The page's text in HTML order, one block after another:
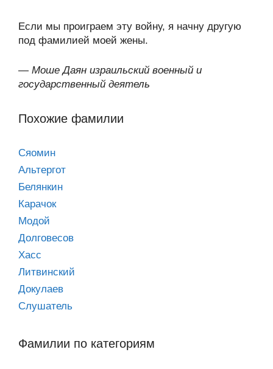
Если мы проиграем эту войну, я начну другую
под фамилией моей жены.
— Моше Даян израильский военный и
государственный деятель
Похожие фамилии
Сяомин
Альтергот
Белянкин
Карачок
Модой
Долговесов
Хасс
Литвинский
Докулаев
Слушатель
Фамилии по категориям